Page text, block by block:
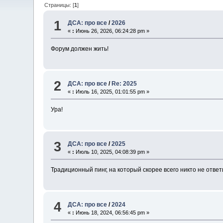
Страницы: [1]
1 ДСА: про все /2026
« : Июнь 26, 2026, 06:24:28 pm »
Форум должен жить!
2 ДСА: про все /Re: 2025
« : Июль 16, 2025, 01:01:55 pm »
Ура!
3 ДСА: про все /2025
« : Июль 10, 2025, 04:08:39 pm »
Традиционный пинг, на который скорее всего никто не
4 ДСА: про все /2024
« : Июнь 18, 2024, 06:56:45 pm »